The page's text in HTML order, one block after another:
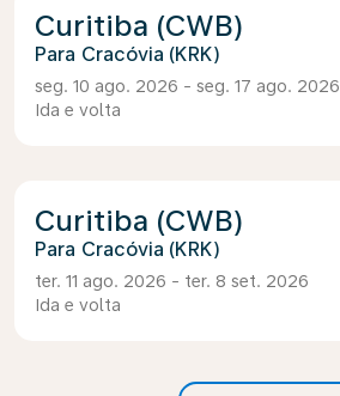
Curitiba (CWB)
Cracóvia (KRK)
seg. 10 ago. 2026 - seg. 17 ago. 2026
Ida e volta
Curitiba (CWB)
Cracóvia (KRK)
ter. 11 ago. 2026 - ter. 8 set. 2026
Ida e volta